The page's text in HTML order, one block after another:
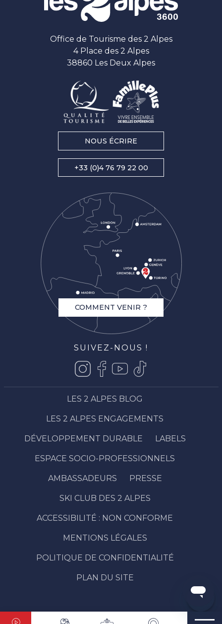
Office de Tourisme des 2 Alpes
4 Place des 2 Alpes
38860 Les Deux Alpes
NOUS ÉCRIRE
+33 (0)4 76 79 22 00
COMMENT VENIR ?
SUIVEZ-NOUS !
LES 2 ALPES BLOG
LES 2 ALPES ENGAGEMENTS
DÉVELOPPEMENT DURABLE LABELS
ESPACE SOCIO-PROFESSIONNELS
AMBASSADEURS PRESSE
SKI CLUB DES 2 ALPES
ACCESSIBILITÉ : NON CONFORME
MENTIONS LÉGALES
POLITIQUE DE CONFIDENTIALITÉ
PLAN DU SITE